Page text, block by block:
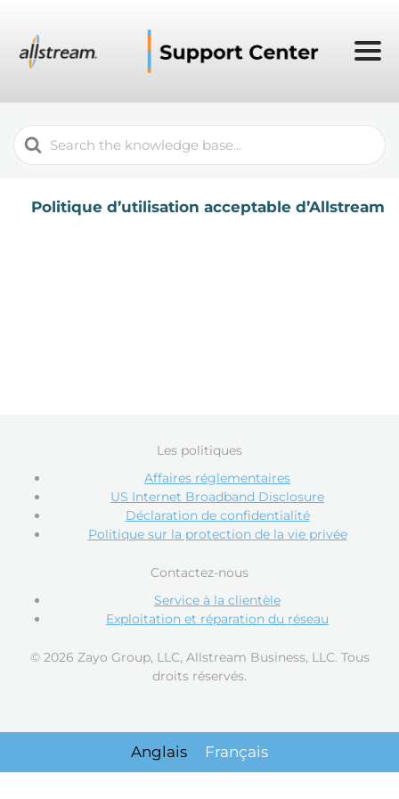
Search
For
Politique d’utilisation acceptable d’Allstream
Les politiques
Affaires réglementaires
US Internet Broadband Disclosure
Déclaration de confidentialité
Politique sur la protection de la vie privée
Contactez-nous
Service à la clientèle
Exploitation et réparation du réseau
© 2026 Zayo Group, LLC, Allstream Business, LLC. Tous
droits réservés.
Anglais Français